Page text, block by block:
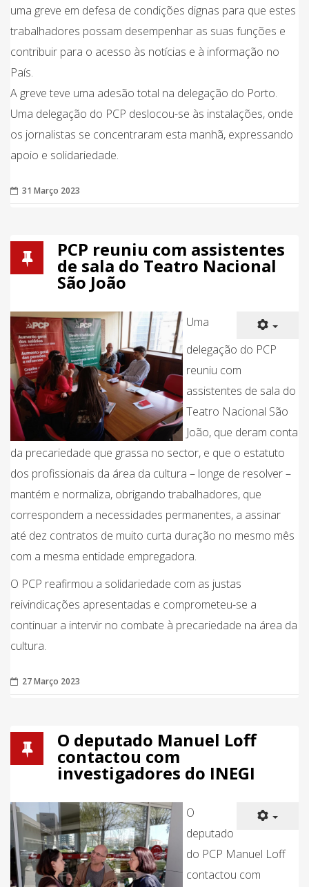
uma greve em defesa de condições dignas para que estes
trabalhadores possam desempenhar as suas funções e
contribuir para o acesso às notícias e à informação no
País.
A greve teve uma adesão total na delegação do Porto.
Uma delegação do PCP deslocou-se às instalações, onde
os jornalistas se concentraram esta manhã, expressando
apoio e solidariedade.
31 Março 2023
PCP reuniu com assistentes
de sala do Teatro Nacional
São João
Uma
delegação do PCP
reuniu com
assistentes de sala do
Teatro Nacional São
João, que deram conta
da precariedade que grassa no sector, e que o estatuto
dos profissionais da área da cultura – longe de resolver –
mantém e normaliza, obrigando trabalhadores, que
correspondem a necessidades permanentes, a assinar
até dez contratos de muito curta duração no mesmo mês
com a mesma entidade empregadora.
O PCP reafirmou a solidariedade com as justas
reivindicações apresentadas e comprometeu-se a
continuar a intervir no combate à precariedade na área da
cultura.
27 Março 2023
O deputado Manuel Loff
contactou com
investigadores do INEGI
O
deputado
do PCP Manuel Loff
contactou com